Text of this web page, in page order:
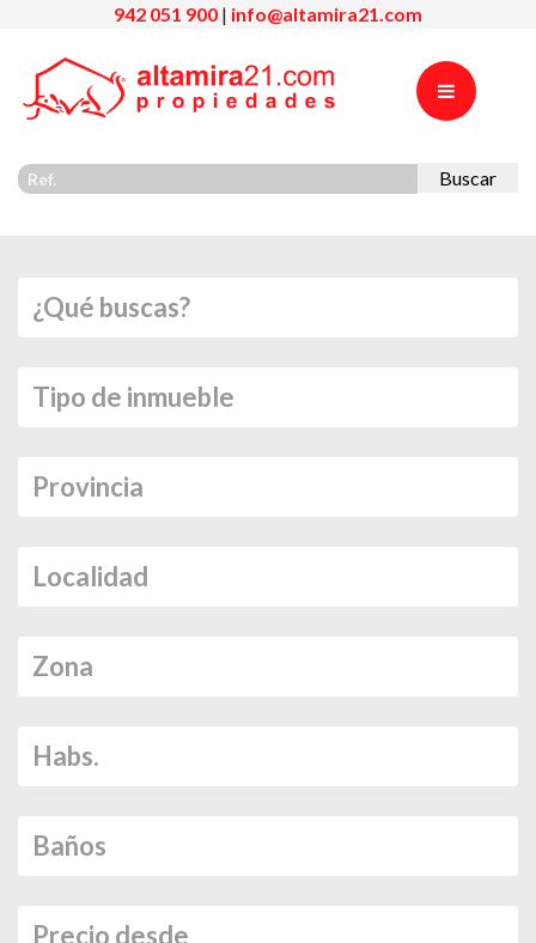
942 051 900 | info@altamira21.com
Buscar